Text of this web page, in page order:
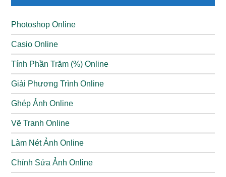
Photoshop Online
Casio Online
Tính Phần Trăm (%) Online
Giải Phương Trình Online
Ghép Ảnh Online
Vẽ Tranh Online
Làm Nét Ảnh Online
Chỉnh Sửa Ảnh Online